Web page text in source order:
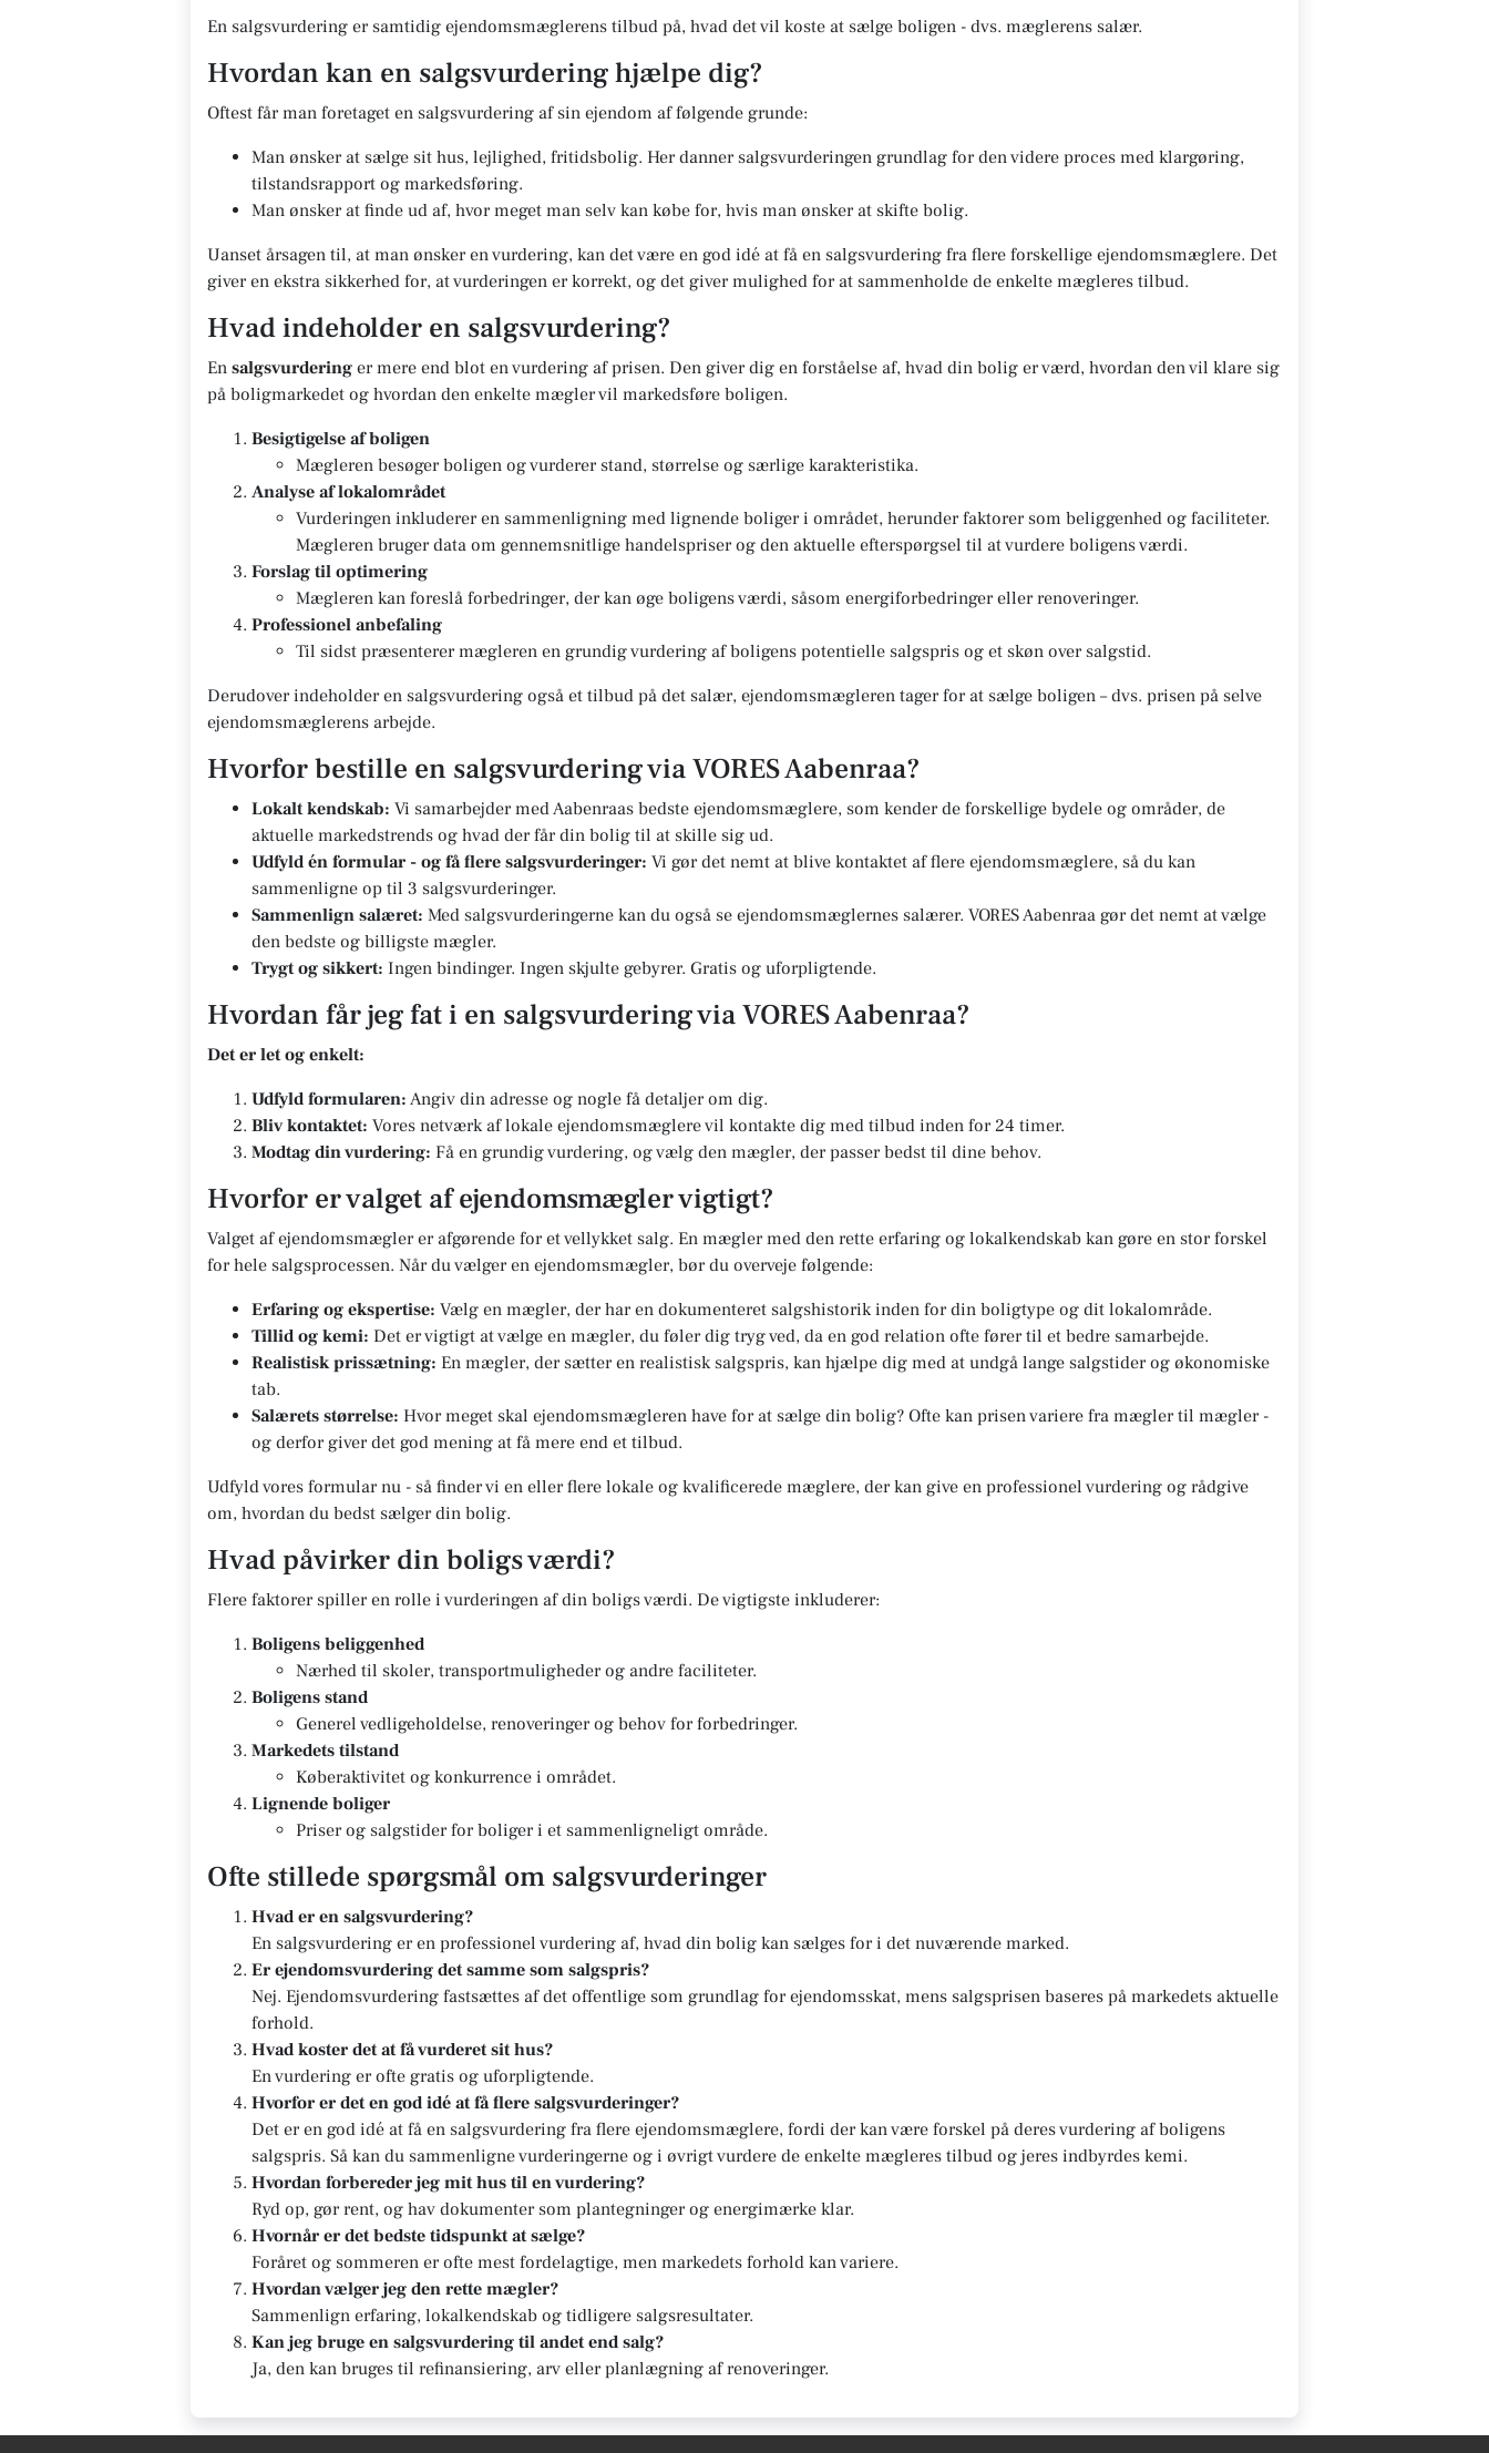
En salgsvurdering er samtidig ejendomsmæglerens tilbud på, hvad det vil koste at sælge boligen - dvs. mæglerens salær.
Hvordan kan en salgsvurdering hjælpe dig?
Oftest får man foretaget en salgsvurdering af sin ejendom af følgende grunde:
Man ønsker at sælge sit hus, lejlighed, fritidsbolig. Her danner salgsvurderingen grundlag for den videre proces med klargøring,
tilstandsrapport og markedsføring.
Man ønsker at finde ud af, hvor meget man selv kan købe for, hvis man ønsker at skifte bolig.
Uanset årsagen til, at man ønsker en vurdering, kan det være en god idé at få en salgsvurdering fra flere forskellige ejendomsmæglere. Det
giver en ekstra sikkerhed for, at vurderingen er korrekt, og det giver mulighed for at sammenholde de enkelte mægleres tilbud.
Hvad indeholder en salgsvurdering?
En salgsvurdering er mere end blot en vurdering af prisen. Den giver dig en forståelse af, hvad din bolig er værd, hvordan den vil klare sig
på boligmarkedet og hvordan den enkelte mægler vil markedsføre boligen.
Besigtigelse af boligen
Mægleren besøger boligen og vurderer stand, størrelse og særlige karakteristika.
Analyse af lokalområdet
Vurderingen inkluderer en sammenligning med lignende boliger i området, herunder faktorer som beliggenhed og faciliteter.
Mægleren bruger data om gennemsnitlige handelspriser og den aktuelle efterspørgsel til at vurdere boligens værdi.
Forslag til optimering
Mægleren kan foreslå forbedringer, der kan øge boligens værdi, såsom energiforbedringer eller renoveringer.
Professionel anbefaling
Til sidst præsenterer mægleren en grundig vurdering af boligens potentielle salgspris og et skøn over salgstid.
Derudover indeholder en salgsvurdering også et tilbud på det salær, ejendomsmægleren tager for at sælge boligen – dvs. prisen på selve
ejendomsmæglerens arbejde.
Hvorfor bestille en salgsvurdering via VORES Aabenraa?
Lokalt kendskab: Vi samarbejder med Aabenraas bedste ejendomsmæglere, som kender de forskellige bydele og områder, de
aktuelle markedstrends og hvad der får din bolig til at skille sig ud.
Udfyld én formular - og få flere salgsvurderinger: Vi gør det nemt at blive kontaktet af flere ejendomsmæglere, så du kan
sammenligne op til 3 salgsvurderinger.
Sammenlign salæret: Med salgsvurderingerne kan du også se ejendomsmæglernes salærer. VORES Aabenraa gør det nemt at vælge
den bedste og billigste mægler.
Trygt og sikkert: Ingen bindinger. Ingen skjulte gebyrer. Gratis og uforpligtende.
Hvordan får jeg fat i en salgsvurdering via VORES Aabenraa?
Det er let og enkelt:
Udfyld formularen: Angiv din adresse og nogle få detaljer om dig.
Bliv kontaktet: Vores netværk af lokale ejendomsmæglere vil kontakte dig med tilbud inden for 24 timer.
Modtag din vurdering: Få en grundig vurdering, og vælg den mægler, der passer bedst til dine behov.
Hvorfor er valget af ejendomsmægler vigtigt?
Valget af ejendomsmægler er afgørende for et vellykket salg. En mægler med den rette erfaring og lokalkendskab kan gøre en stor forskel
for hele salgsprocessen. Når du vælger en ejendomsmægler, bør du overveje følgende:
Erfaring og ekspertise: Vælg en mægler, der har en dokumenteret salgshistorik inden for din boligtype og dit lokalområde.
Tillid og kemi: Det er vigtigt at vælge en mægler, du føler dig tryg ved, da en god relation ofte fører til et bedre samarbejde.
Realistisk prissætning: En mægler, der sætter en realistisk salgspris, kan hjælpe dig med at undgå lange salgstider og økonomiske
tab.
Salærets størrelse: Hvor meget skal ejendomsmægleren have for at sælge din bolig? Ofte kan prisen variere fra mægler til mægler -
og derfor giver det god mening at få mere end et tilbud.
Udfyld vores formular nu - så finder vi en eller flere lokale og kvalificerede mæglere, der kan give en professionel vurdering og rådgive
om, hvordan du bedst sælger din bolig.
Hvad påvirker din boligs værdi?
Flere faktorer spiller en rolle i vurderingen af din boligs værdi. De vigtigste inkluderer:
Boligens beliggenhed
Nærhed til skoler, transportmuligheder og andre faciliteter.
Boligens stand
Generel vedligeholdelse, renoveringer og behov for forbedringer.
Markedets tilstand
Køberaktivitet og konkurrence i området.
Lignende boliger
Priser og salgstider for boliger i et sammenligneligt område.
Ofte stillede spørgsmål om salgsvurderinger
Hvad er en salgsvurdering?
En salgsvurdering er en professionel vurdering af, hvad din bolig kan sælges for i det nuværende marked.
Er ejendomsvurdering det samme som salgspris?
Nej. Ejendomsvurdering fastsættes af det offentlige som grundlag for ejendomsskat, mens salgsprisen baseres på markedets aktuelle
forhold.
Hvad koster det at få vurderet sit hus?
En vurdering er ofte gratis og uforpligtende.
Hvorfor er det en god idé at få flere salgsvurderinger?
Det er en god idé at få en salgsvurdering fra flere ejendomsmæglere, fordi der kan være forskel på deres vurdering af boligens
salgspris. Så kan du sammenligne vurderingerne og i øvrigt vurdere de enkelte mægleres tilbud og jeres indbyrdes kemi.
Hvordan forbereder jeg mit hus til en vurdering?
Ryd op, gør rent, og hav dokumenter som plantegninger og energimærke klar.
Hvornår er det bedste tidspunkt at sælge?
Foråret og sommeren er ofte mest fordelagtige, men markedets forhold kan variere.
Hvordan vælger jeg den rette mægler?
Sammenlign erfaring, lokalkendskab og tidligere salgsresultater.
Kan jeg bruge en salgsvurdering til andet end salg?
Ja, den kan bruges til refinansiering, arv eller planlægning af renoveringer.